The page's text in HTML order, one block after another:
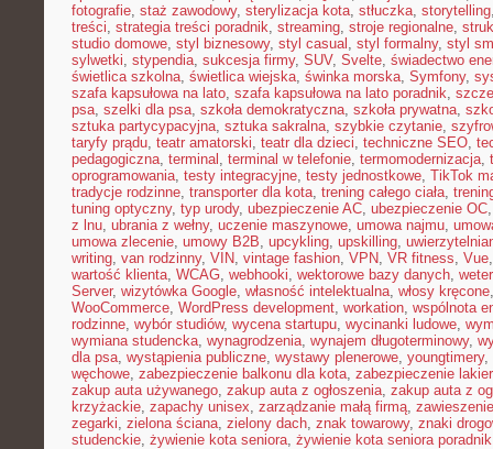
fotografie, staż zawodowy, sterylizacja kota, stłuczka, storytelling
treści, strategia treści poradnik, streaming, stroje regionalne,
studio domowe, styl biznesowy, styl casual , styl formalny, styl
sylwetki, stypendia, sukcesja firmy, SUV, Svelte, świadectwo
świetlica szkolna, świetlica wiejska, świnka morska, Symfony,
szafa kapsułowa na lato, szafa kapsułowa na lato poradnik,
psa, szelki dla psa, szkoła demokratyczna, szkoła prywatna,
sztuka partycypacyjna, sztuka sakralna, szybkie czytanie,
taryfy prądu, teatr amatorski, teatr dla dzieci, techniczne SEO,
pedagogiczna, terminal , terminal w telefonie, termomodernizacja,
oprogramowania, testy integracyjne, testy jednostkowe, TikTok
tradycje rodzinne, transporter dla kota, trening całego ciała,
tuning optyczny, typ urody, ubezpieczenie AC, ubezpieczenie OC
z lnu, ubrania z wełny, uczenie maszynowe, umowa najmu,
umowa zlecenie, umowy B2B, upcykling, upskilling,
writing, van rodzinny, VIN, vintage fashion, VPN, VR fitness, Vue
wartość klienta, WCAG, webhooki, wektorowe bazy danych,
Server, wizytówka Google, własność intelektualna, włosy kręcone
WooCommerce, WordPress development, workation, wspólnota
rodzinne, wybór studiów, wycena startupu, wycinanki ludowe,
wymiana studencka, wynagrodzenia, wynajem długoterminowy,
dla psa, wystąpienia publiczne, wystawy plenerowe, youngtimery,
węchowe, zabezpieczenie balkonu dla kota, zabezpieczenie
zakup auta używanego, zakup auta z ogłoszenia, zakup auta z
krzyżackie, zapachy unisex, zarządzanie małą firmą, zawieszenie
zegarki, zielona ściana, zielony dach, znak towarowy, znaki
studenckie, żywienie kota seniora, żywienie kota seniora poradnik